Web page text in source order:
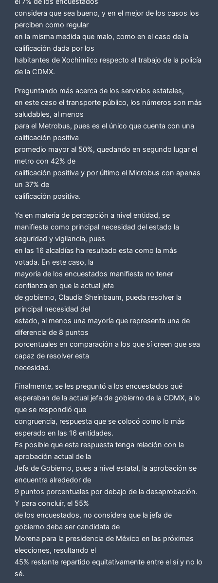
considera que sea bueno, y en el mejor de los casos los
perciben como regular
en la misma medida que malo, como en el caso de la
calificación dada por los
habitantes de Xochimilco respecto al trabajo de la policía
de la CDMX.
Preguntando más acerca de los servicios estatales,
en este caso el transporte público, los números son más
saludables, al menos
para el Metrobus, pues es el único que cuenta con una
calificación positiva
promedio mayor al 50%, quedando en segundo lugar el
metro con 42% de
calificación positiva y por último el Microbus con apenas
un 37% de
calificación positiva.
Ya en materia de percepción a nivel entidad, se
manifiesta como principal necesidad del estado la
seguridad y vigilancia, pues
en las 16 alcaldías ha resultado esta como la más
votada. En este caso, la
mayoría de los encuestados manifiesta no tener
confianza en que la actual jefa
de gobierno, Claudia Sheinbaum, pueda resolver la
principal necesidad del
estado, al menos una mayoría que representa una de
diferencia de 8 puntos
porcentuales en comparación a los que sí creen que sea
capaz de resolver esta
necesidad.
Finalmente, se les preguntó a los encuestados qué
esperaban de la actual jefa de gobierno de la CDMX, a lo
que se respondió que
congruencia, respuesta que se colocó como lo más
esperado en las 16 entidades.
Es posible que esta respuesta tenga relación con la
aprobación actual de la
Jefa de Gobierno, pues a nivel estatal, la aprobación se
encuentra alrededor de
9 puntos porcentuales por debajo de la desaprobación.
Y para concluir, el 55%
de los encuestados, no considera que la jefa de
gobierno deba ser candidata de
Morena para la presidencia de México en las próximas
elecciones, resultando el
45% restante repartido equitativamente entre el sí y no lo
sé.